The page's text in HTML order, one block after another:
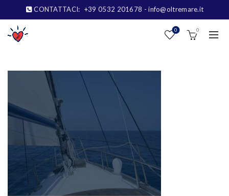
CONTATTACI: +39 0532 201678 - info@oltremare.it
0 0